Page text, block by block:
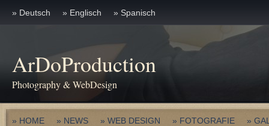
» Deutsch » Englisch » Spanisch
ArDoProduction
Photography & WebDesign
» HOME » NEWS » WEB DESIGN » FOTOGRAFIE »